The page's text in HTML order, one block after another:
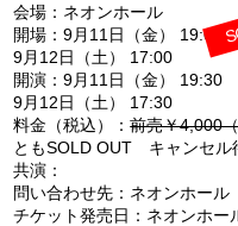
会場：ネオンホール
開場：9月11日（金） 19:00
9月12日（土） 17:00
開演：9月11日（金） 19:30
9月12日（土） 17:30
料金（税込）：前売￥4,000
ともSOLD OUT キャンセル
共演：
問い合わせ先：ネオンホー
チケット発売日：ネオンホー